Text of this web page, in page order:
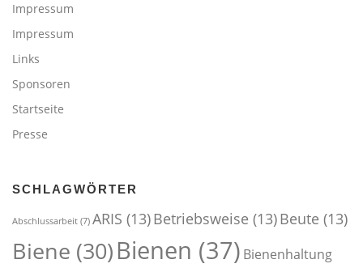
Impressum
Impressum
Links
Sponsoren
Startseite
Presse
SCHLAGWÖRTER
Abschlussarbeit (7) ARIS (13)Betriebsweise (13)Beute (13)
Biene (30)Bienen (37) Bienenhaltung